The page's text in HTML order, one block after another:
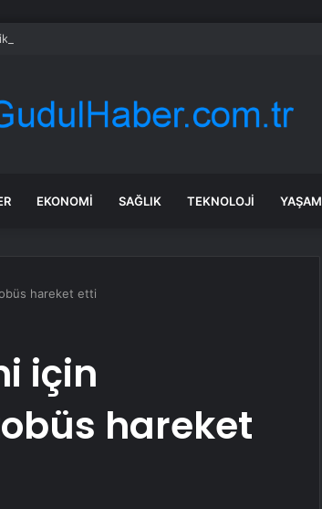
çeken hayat mesajı: İyi insanların dünyası olsun
EKONOMI SAĞLIK TEKNOLOJI YAŞAM
hareket etti
için
hareket